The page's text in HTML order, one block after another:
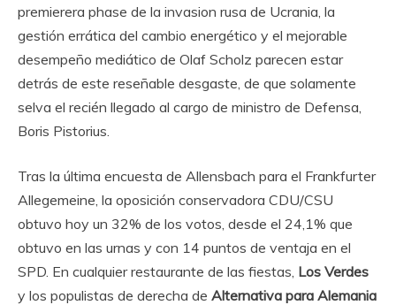
premierera phase de la invasion rusa de Ucrania, la
gestión errática del cambio energético y el mejorable
desempeño mediático de Olaf Scholz parecen estar
detrás de este reseñable desgaste, de que solamente
selva el recién llegado al cargo de ministro de Defensa,
Boris Pistorius.
Tras la última encuesta de Allensbach para el Frankfurter
Allegemeine, la oposición conservadora CDU/CSU
obtuvo hoy un 32% de los votos, desde el 24,1% que
obtuvo en las urnas y con 14 puntos de ventaja en el
SPD. En cualquier restaurante de las fiestas, Los Verdes
y los populistas de derecha de Alternativa para Alemania